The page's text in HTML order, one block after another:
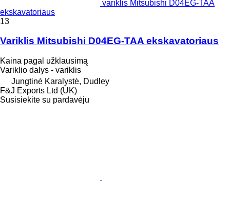
variklis Mitsubishi D04EG-TAA
ekskavatoriaus
13
Variklis Mitsubishi D04EG-TAA ekskavatoriaus
Kaina pagal užklausimą
Variklio dalys - variklis
Jungtinė Karalystė, Dudley
F&J Exports Ltd (UK)
Susisiekite su pardavėju